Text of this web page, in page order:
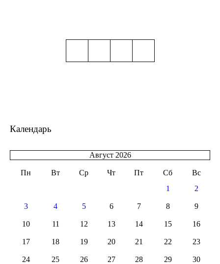
Календарь
Август 2026
Пн Вт Ср Чт Пт Сб
Вс
1
2
3 4 5 6 7 8 9
10 11 12 13 14 15 16
17 18 19 20 21 22 23
24 25 26 27 28 29 30